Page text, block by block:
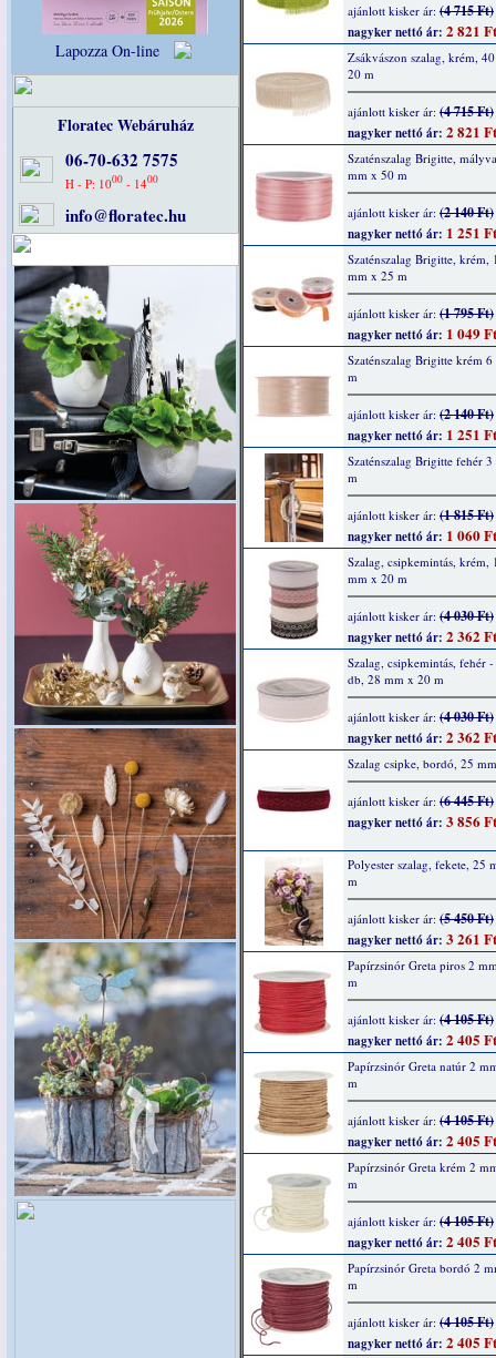
Lapozza On-line
Floratec Webáruház
06-70-632 7575
H - P: 1000- 1400
info@floratec.hu
ajánlott kisker ár: (4 715 Ft)
nagyker nettó ár: 2 821 Ft
Zsákvászon szalag, krém,
20 m
ajánlott kisker ár: (4 715 Ft)
nagyker nettó ár: 2 821 Ft
Szaténszalag Brigitte,
mm x 50 m
ajánlott kisker ár: (2 140 Ft)
nagyker nettó ár: 1 251 Ft
Szaténszalag Brigitte, krém,
mm x 25 m
ajánlott kisker ár: (1 795 Ft)
nagyker nettó ár: 1 049 Ft
Szaténszalag Brigitte krém
m
ajánlott kisker ár: (2 140 Ft)
nagyker nettó ár: 1 251 Ft
Szaténszalag Brigitte fehér
m
ajánlott kisker ár: (1 815 Ft)
nagyker nettó ár: 1 060 Ft
Szalag, csipkemintás, krém,
mm x 20 m
ajánlott kisker ár: (4 030 Ft)
nagyker nettó ár: 2 362 Ft
Szalag, csipkemintás, fehér
db, 28 mm x 20 m
ajánlott kisker ár: (4 030 Ft)
nagyker nettó ár: 2 362 Ft
Szalag csipke, bordó, 25
ajánlott kisker ár: (6 445 Ft)
nagyker nettó ár: 3 856 Ft
Polyester szalag, fekete, 25
m
ajánlott kisker ár: (5 450 Ft)
nagyker nettó ár: 3 261 Ft
Papírzsinór Greta piros 2
m
ajánlott kisker ár: (4 105 Ft)
nagyker nettó ár: 2 405 Ft
Papírzsinór Greta natúr 2
m
ajánlott kisker ár: (4 105 Ft)
nagyker nettó ár: 2 405 Ft
Papírzsinór Greta krém 2
m
ajánlott kisker ár: (4 105 Ft)
nagyker nettó ár: 2 405 Ft
Papírzsinór Greta bordó 2
m
ajánlott kisker ár: (4 105 Ft)
nagyker nettó ár: 2 405 Ft